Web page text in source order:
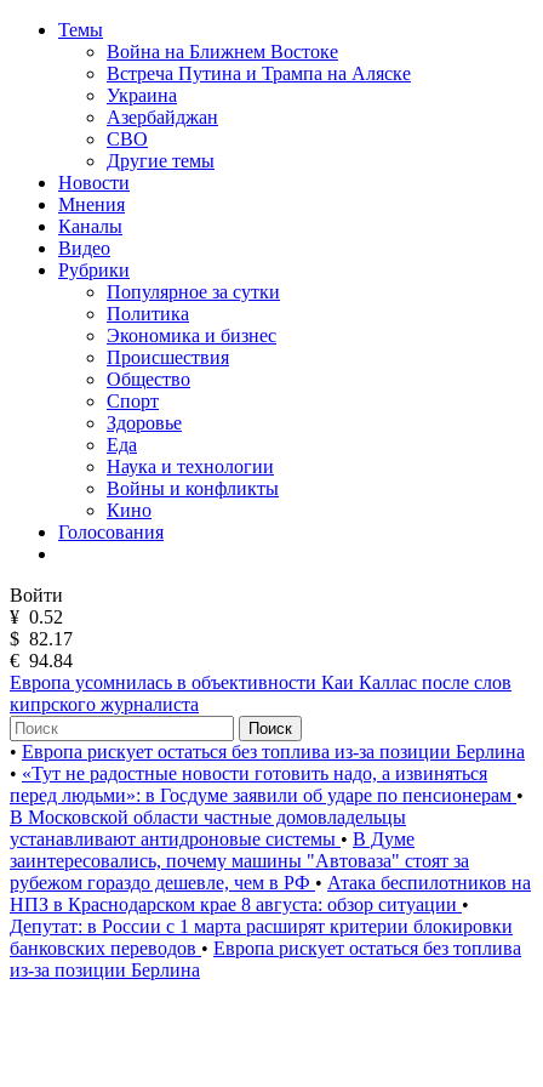
Темы
Война на Ближнем Востоке
Встреча Путина и Трампа на Аляске
Украина
Азербайджан
СВО
Другие темы
Новости
Мнения
Каналы
Видео
Рубрики
Популярное за сутки
Политика
Экономика и бизнес
Происшествия
Общество
Спорт
Здоровье
Еда
Наука и технологии
Войны и конфликты
Кино
Голосования
Войти
¥ 0.52
$ 82.17
€ 94.84
Европа усомнилась в объективности Каи Каллас после слов
кипрского журналиста
Поиск
• Европа рискует остаться без топлива из-за позиции Берлина
• «Тут не радостные новости готовить надо, а извиняться
перед людьми»: в Госдуме заявили об ударе по пенсионерам •
В Московской области частные домовладельцы
устанавливают антидроновые системы • В Думе
заинтересовались, почему машины "Автоваза" стоят за
рубежом гораздо дешевле, чем в РФ • Атака беспилотников на
НПЗ в Краснодарском крае 8 августа: обзор ситуации •
Депутат: в России с 1 марта расширят критерии блокировки
банковских переводов • Европа рискует остаться без топлива
из-за позиции Берлина